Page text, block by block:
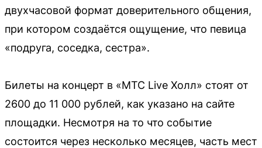
двухчасовой формат доверительного общения,
при котором создаётся ощущение, что певица
«подруга, соседка, сестра».
Билеты на концерт в «МТС Live Холл» стоят от
2600 до 11 000 рублей, как указано на сайте
площадки. Несмотря на то что событие
состоится через несколько месяцев, часть мест